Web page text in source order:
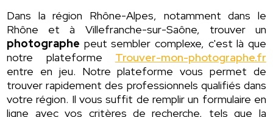
Dans la région Rhône-Alpes, notamment dans le
Rhône et à Villefranche-sur-Saône, trouver un
photographe peut sembler complexe, c'est là que
notre plateforme Trouver-mon-photographe.fr
entre en jeu. Notre plateforme vous permet de
trouver rapidement des professionnels qualifiés dans
votre région. Il vous suffit de remplir un formulaire en
ligne avec vos critères de recherche, tels que la